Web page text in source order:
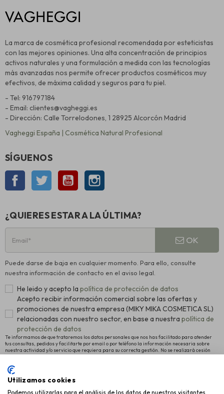
La marca de cosmética profesional recomendada por esteticistas
con las mejores opiniones. Una alta concentración de principios
activos naturales y una formulación a medida con las tecnologías
más avanzadas nos permite ofrecer productos cosméticos muy
efectivos, de máxima calidad y seguros para tu piel.
- Tel: 916797184
- Email: clientes@vagheggi.es
- Dirección: Calle Torrelodones, 1 28925 Alcorcón Madrid
Vagheggi España | Cosmética Natural Profesional
SÍGUENOS
Facebook Twitter YouTube
¿QUIERES ESTAR A LA ÚLTIMA?
OK
Puede darse de baja en cualquier momento. Para ello, consulte
nuestra información de contacto en el aviso legal.
He leido y acepto la política de protección de datos
Acepto recibir información comercial sobre las ofertas y
promociones de nuestra empresa (MIKY MIKA COSMETICA SL)
relacionadas con nuestro sector, en base a nuestra política de
protección de datos
Te informamos de que trataremos los datos personales que nos has facilitado para atender
tus consultas, pedidos y facilitarte por email o por teléfono la información necesaria sobre
nuestra actividad y/o servicio que requiera para su correcta gestión. No se realizará cesión
alguna a terceros. La legitimación para el tratamiento es el consentimiento manifestado para
novedades. Para más información y conocer cómo ejercitar tus derechos de acceso,
rectificación y supresión, así como otros, pulsa
Utilizamos cookies
Podemos utilizarlas para el análisis de los datos de nuestros visitantes,